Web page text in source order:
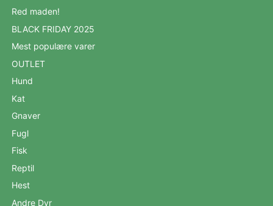
Red maden!
BLACK FRIDAY 2025
Mest populære varer
OUTLET
Hund
Kat
Gnaver
Fugl
Fisk
Reptil
Hest
Andre Dyr